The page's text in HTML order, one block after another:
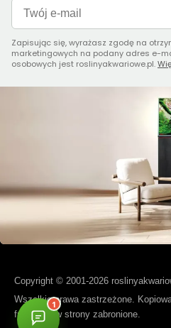
Zapisując się, wyrażasz zgodę na
marketingowych na podany adres e-
osobowych jest roslinyakwariowe.pl.
Copyright © 2001-2026
Wszelkie prawa zastrzeżone.
fragmentów strony zabronione.